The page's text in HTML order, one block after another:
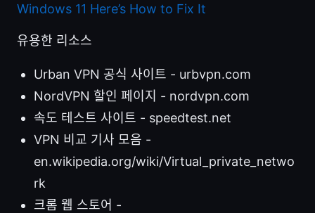
Windows 11 Here’s How to Fix It
유용한 리소스
Urban VPN 공식 사이트 - urbvpn.com
NordVPN 할인 페이지 - nordvpn.com
속도 테스트 사이트 - speedtest.net
VPN 비교 기사 모음 -
en.wikipedia.org/wiki/Virtual_private_netwo
rk
크롬 웹 스토어 -